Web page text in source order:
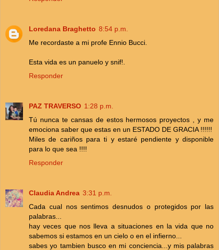
Loredana Braghetto 8:54 p.m.
Me recordaste a mi profe Ennio Bucci.
Esta vida es un panuelo y snif!.
Responder
PAZ TRAVERSO 1:28 p.m.
Tú nunca te cansas de estos hermosos proyectos , y me
emociona saber que estas en un ESTADO DE GRACIA !!!!!!
Miles de cariños para ti y estaré pendiente y disponible
para lo que sea !!!!
Responder
Claudia Andrea 3:31 p.m.
Cada cual nos sentimos desnudos o protegidos por las
palabras...
hay veces que nos lleva a situaciones en la vida que no
sabemos si estamos en un cielo o en el infierno...
sabes yo tambien busco en mi conciencia...y mis palabras